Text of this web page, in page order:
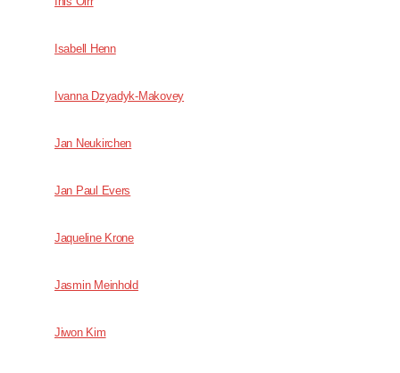
Isabell Henn
Ivanna Dzyadyk-Makovey
Jan Neukirchen
Jan Paul Evers
Jaqueline Krone
Jasmin Meinhold
Jiwon Kim